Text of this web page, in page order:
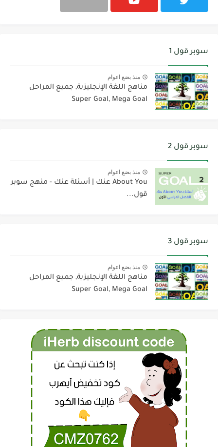
سوبر قول 1
منذ بضع اعوام
مناهج اللغة الإنجليزية, جميع المراحل
Super Goal, Mega Goal
سوبر قول 2
منذ بضع اعوام
About You عنك | أسئلة عنك - منهج سوبر
قول...
سوبر قول 3
منذ بضع اعوام
مناهج اللغة الإنجليزية, جميع المراحل
Super Goal, Mega Goal